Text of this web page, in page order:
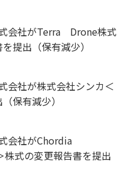
会社がTerra Drone株式
提出（保有減少）
会社が株式会社シンカ＜
保有減少）
会社がChordia
式の変更報告書を提出